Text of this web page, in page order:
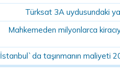
Türksat 3A uydusundaki
Mahkemeden milyonlarca
İstanbul`da taşınmanın maliyeti